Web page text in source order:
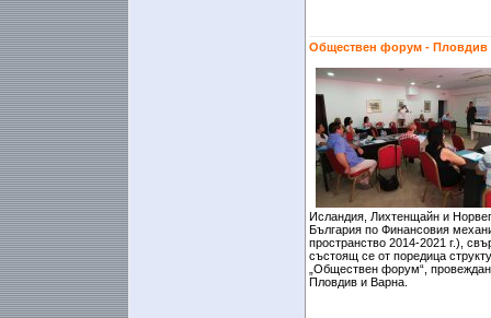
Обществен форум - Пловдив
Исландия, Лихтенщайн и
България по Финансовия
пространство 2014-2021 г.),
състоящ се от поредица
„Обществен форум“,
Пловдив и Варна.